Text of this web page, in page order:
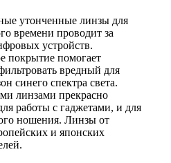
утонченные линзы для
времени проводит за
устройств.
покрытие помогает
вредный для
синего спектра света.
линзами прекрасно
работы с гаджетами, и для
ношения. Линзы от
и японских